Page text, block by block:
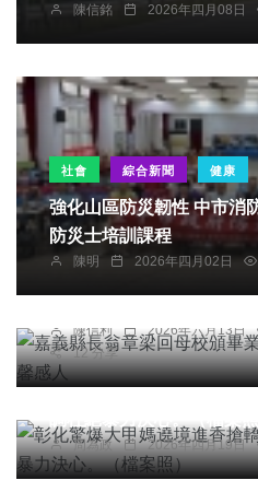
陳信銘 2026年四月08日
社會 綜合新聞 健康
強化山區防災韌性 中市消
防災士培訓課程
陳明 2026年四月02日
文教
陳信利 2026年六月13日
12 分享
社會 綜合新聞 文教
彰化驚爆大甲媽遶境進香
周為政 2026年四月19日